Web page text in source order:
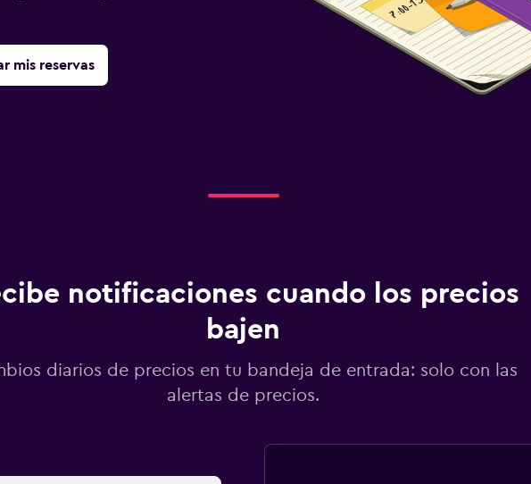
mis reservas
notificaciones cuando los precios
bajen
diarios de precios en tu bandeja de entrada: solo con las
alertas de precios.